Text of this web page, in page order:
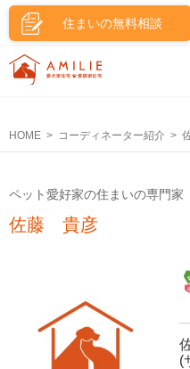
住まいの無料相談
HOME コーディネーター紹介
ペット愛好家の住まいの専門家
佐藤 貴彦
(